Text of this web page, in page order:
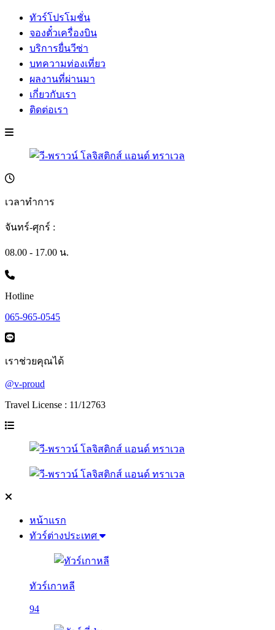
ทัวร์โปรโมชั่น
จองตั๋วเครื่องบิน
บริการยื่นวีซ่า
บทความท่องเที่ยว
ผลงานที่ผ่านมา
เกี่ยวกับเรา
ติดต่อเรา
เวลาทำการ
จันทร์-ศุกร์ :
08.00 - 17.00 น.
Hotline
065-965-0545
เราช่วยคุณได้
@v-proud
Travel License : 11/12763
หน้าแรก
ทัวร์ต่างประเทศ
ทัวร์เกาหลี
94